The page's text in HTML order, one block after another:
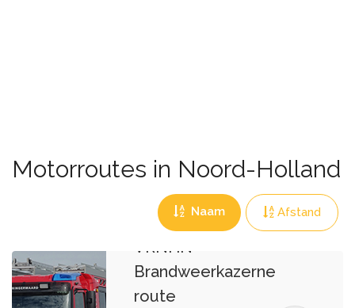
Motorroutes in Noord-Holland
Naam Afstand
VRNHN
Brandweerkazerne
route